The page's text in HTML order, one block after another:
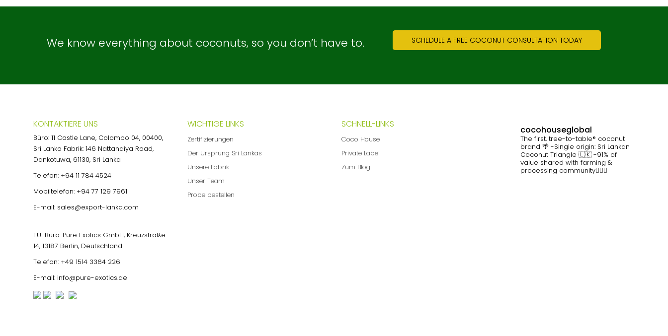
We know everything about coconuts, so you don’t have to. SCHEDULE A FREE COCONUT CONSULTATION TODAY
KONTAKTIERE UNS
Büro: 11 Castle Lane, Colombo 04, 00400,
Sri Lanka Fabrik: 146 Nattandiya Road,
Dankotuwa, 61130, Sri Lanka
Telefon: +94 11 784 4524
Mobiltelefon: +94 77 129 7961
E-mail: sales@export-lanka.com
EU-Büro: Pure Exotics GmbH, Kreuzstraße
14, 13187 Berlin, Deutschland
Telefon: +49 1514 3364 226
E-mail: info@pure-exotics.de
WICHTIGE LINKS
Zertifizierungen
Der Ursprung Sri Lankas
Unsere Fabrik
Unser Team
Probe bestellen
SCHNELL-LINKS
Coco House
Private Label
Zum Blog
cocohouseglobal
The first, tree-to-table® coconut
brand 🌴 -Single origin: Sri Lankan
Coconut Triangle 🇱🇰 -91% of
value shared with farming &
processing community👷🏽‍♀️